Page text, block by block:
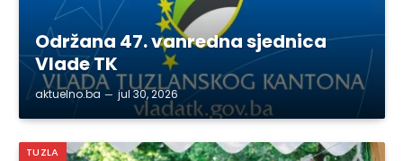
Održana 47. vanredna sjednica
Vlade TK
aktuelno.ba jul 30, 2026
TUZLA